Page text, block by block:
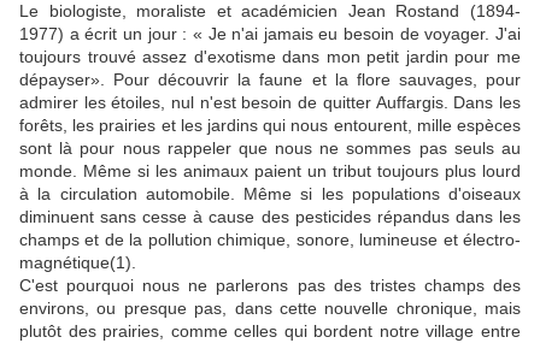
Le biologiste, moraliste et académicien Jean Rostand (1894-
1977) a écrit un jour : « Je n'ai jamais eu besoin de voyager. J'ai
toujours trouvé assez d'exotisme dans mon petit jardin pour me
dépayser». Pour découvrir la faune et la flore sauvages, pour
admirer les étoiles, nul n'est besoin de quitter Auffargis. Dans les
forêts, les prairies et les jardins qui nous entourent, mille espèces
sont là pour nous rappeler que nous ne sommes pas seuls au
monde. Même si les animaux paient un tribut toujours plus lourd
à la circulation automobile. Même si les populations d'oiseaux
diminuent sans cesse à cause des pesticides répandus dans les
champs et de la pollution chimique, sonore, lumineuse et électro-
magnétique(1).
C'est pourquoi nous ne parlerons pas des tristes champs des
environs, ou presque pas, dans cette nouvelle chronique, mais
plutôt des prairies, comme celles qui bordent notre village entre